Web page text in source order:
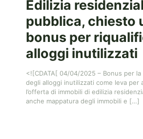
Edilizia
pubblica, chiesto
bonus per
alloggi inutilizzati
<![CDATA[ 04/04/2025 – Bonus per
degli alloggi inutilizzati come leva per
l’offerta di immobili di edilizia
anche mappatura degli immobili e […]